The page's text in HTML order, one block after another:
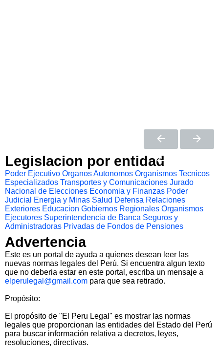
Legislacion por entidad
Poder Ejecutivo Organos Autonomos Organismos Tecnicos
Especializados Transportes y Comunicaciones Jurado
Nacional de Elecciones Economia y Finanzas Poder
Judicial
Energia y Minas Salud Defensa Relaciones
Exteriores Educacion Gobiernos Regionales Organismos
Ejecutores Superintendencia de Banca Seguros y
Administradoras Privadas de Fondos de Pensiones
Advertencia
Este es un portal de ayuda a quienes desean leer las
nuevas normas legales del Perú. Si encuentra algun texto
que no deberia estar en este portal, escriba un mensaje a
elperulegal@gmail.com para que sea retirado.
Propósito:
El propósito de "El Peru Legal" es mostrar las normas
legales que proporcionan las entidades del Estado del Perú
para buscar información relativa a decretos, leyes,
resoluciones, directivas.